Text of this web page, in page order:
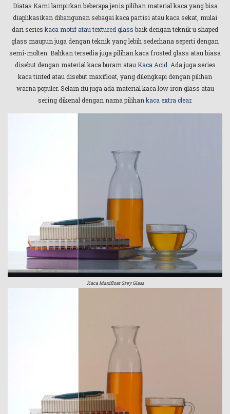
Diatas Kami lampirkan beberapa jenis pilihan material kaca yang bisa
diaplikasikan dibangunan sebagai kaca partisi atau kaca sekat, mulai
dari series kaca motif atau textured glass baik dengan teknik u shaped
glass maupun juga dengan teknik yang lebih sederhana seperti dengan
semi-molten. Bahkan tersedia juga pilihan kaca frosted glass atau biasa
disebut dengan material kaca buram atau Kaca Acid . Ada juga series
kaca tinted atau disebut maxifloat, yang dilengkapi dengan pilihan
warna populer. Selain itu juga ada material kaca low iron glass atau
sering dikenal dengan nama pilihan kaca extra clear.
Kaca Maxifloat Grey Glass